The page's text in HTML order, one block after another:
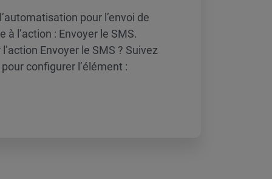
pour l’envoi de
à l’action : Envoyer le SMS.
Envoyer le SMS ? Suivez
configurer l’élément :